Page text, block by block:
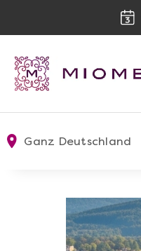
Ganz Deutschland